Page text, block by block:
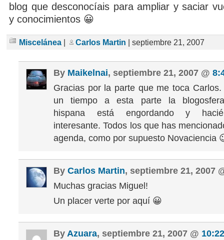
blog que desconocíais para ampliar y saciar
y conocimientos 😀
Miscelánea Carlos Martin | septiembre 21, 2007
By Maikelnai, septiembre 21, 2007 @
Gracias por la parte que me toca
un tiempo a esta parte la
hispana está engordando y
interesante. Todos los que has
agenda, como por supuesto Novaciencia
By Carlos Martin, septiembre 21, 2007
Muchas gracias Miguel!
Un placer verte por aquí 😀
By Azuara, septiembre 21, 2007 @